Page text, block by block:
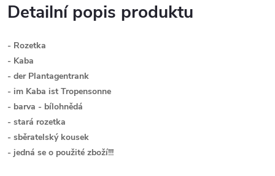
Detailní popis produktu
- Rozetka
- Kaba
- der Plantagentrank
- im Kaba ist Tropensonne
- barva - bílohnědá
- stará rozetka
- sběratelský kousek
- jedná se o použité zboží!!!